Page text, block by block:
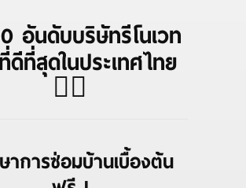
อันดับบริษัทรีโนเวท
ดีที่สุดในประเทศไทย
👈🏻
าการซ่อมบ้านเบื้องต้น